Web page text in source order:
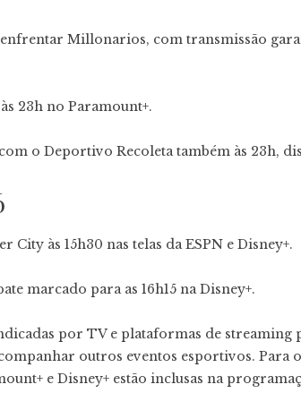
Millonarios, com transmissão
23h no Paramount+.
o Deportivo Recoleta também às 23h,
às 15h30 nas telas da ESPN e Disney+.
marcado para as 16h15 na Disney+.
por TV e plataformas de streaming
outros eventos esportivos. Para
e Disney+ estão inclusas na